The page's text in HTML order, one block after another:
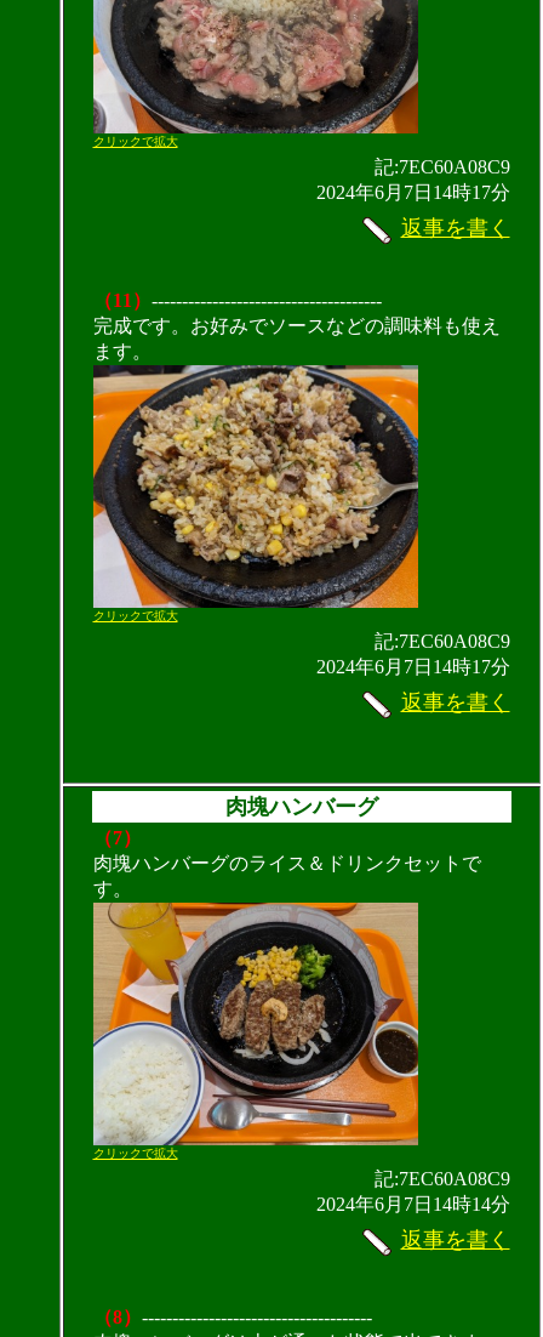
クリックで拡大
記:7EC60A08C9
2024年6月7日14時17分
返事を書く
（11） --------------------------------------
完成です。お好みでソースなどの調味料も使え
ます。
クリックで拡大
記:7EC60A08C9
2024年6月7日14時17分
返事を書く
肉塊ハンバーグ
（7）
肉塊ハンバーグのライス＆ドリンクセットで
す。
クリックで拡大
記:7EC60A08C9
2024年6月7日14時14分
返事を書く
（8） --------------------------------------